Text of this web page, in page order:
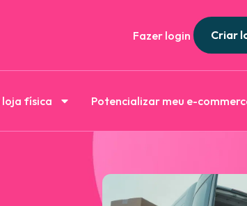
Fazer login Criar
loja física Potencializar meu e-